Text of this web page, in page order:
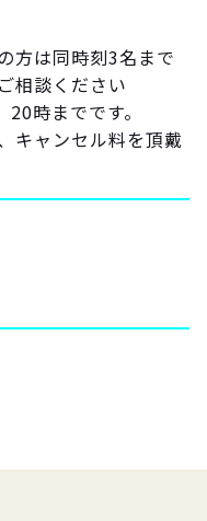
方は同時刻3名まで
相談ください
時までです。
キャンセル料を頂戴